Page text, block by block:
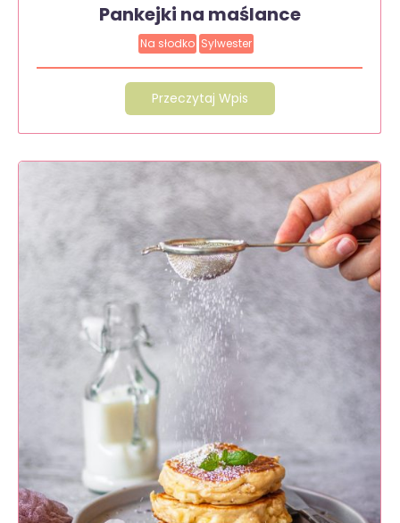
Pankejki na maślance
Na słodko Sylwester
Przeczytaj Wpis